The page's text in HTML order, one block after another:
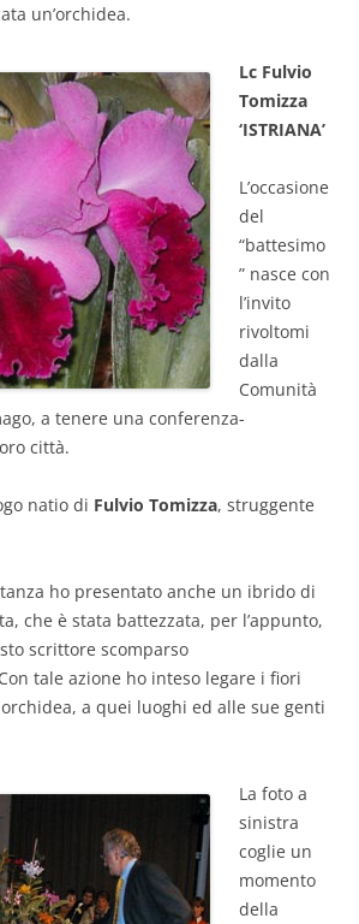
un’orchidea.
Lc Fulvio
Tomizza
‘ISTRIANA’
L’occasione
del
“battesimo
” nasce con
l’invito
rivoltomi
dalla
Comunità
a tenere una conferenza-
città.
natio di Fulvio Tomizza, struggente
ho presentato anche un ibrido di
che è stata battezzata, per l’appunto,
scrittore scomparso
tale azione ho inteso legare i fiori
a quei luoghi ed alle sue genti
La foto a
sinistra
coglie un
momento
della